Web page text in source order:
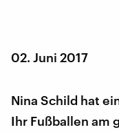
02. Juni 2017
Nina Schild hat
Ihr Fußballen am